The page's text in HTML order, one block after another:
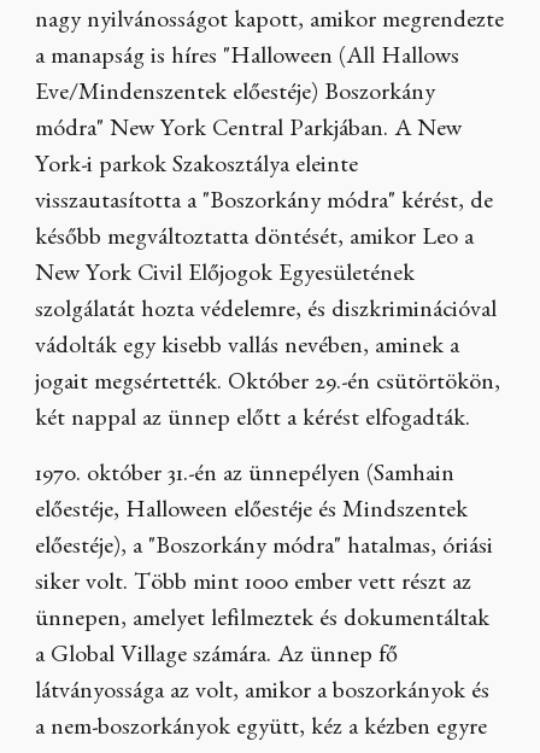
nagy nyilvánosságot kapott, amikor megrendezte
a manapság is híres "Halloween (All Hallows
Eve/Mindenszentek előestéje) Boszorkány
módra" New York Central Parkjában. A New
York-i parkok Szakosztálya eleinte
visszautasította a "Boszorkány módra" kérést, de
később megváltoztatta döntését, amikor Leo a
New York Civil Előjogok Egyesületének
szolgálatát hozta védelemre, és diszkriminációval
vádolták egy kisebb vallás nevében, aminek a
jogait megsértették. Október 29.-én csütörtökön,
két nappal az ünnep előtt a kérést elfogadták.
1970. október 31.-én az ünnepélyen (Samhain
előestéje, Halloween előestéje és Mindszentek
előestéje), a "Boszorkány módra" hatalmas, óriási
siker volt. Több mint 1000 ember vett részt az
ünnepen, amelyet lefilmeztek és dokumentáltak
a Global Village számára. Az ünnep fő
látványossága az volt, amikor a boszorkányok és
a nem-boszorkányok együtt, kéz a kézben egyre